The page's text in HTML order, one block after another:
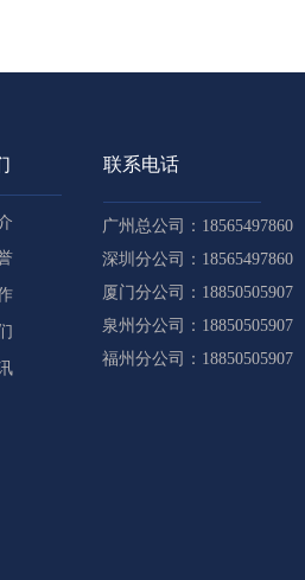
联系电话
广州总公司：18565497860
深圳分公司：18565497860
厦门分公司：18850505907
泉州分公司：18850505907
福州分公司：18850505907